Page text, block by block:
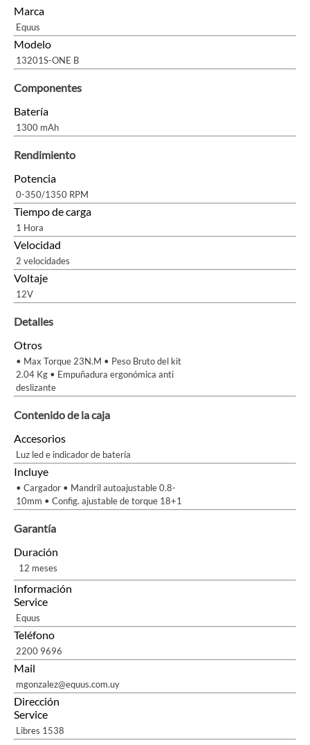
Marca
Equus
Modelo
13201S-ONE B
Componentes
Batería
1300 mAh
Rendimiento
Potencia
0-350/1350 RPM
Tiempo de carga
1 Hora
Velocidad
2 velocidades
Voltaje
12V
Detalles
Otros
• Max Torque 23N.M • Peso Bruto del kit
2.04 Kg • Empuñadura ergonómica anti
deslizante
Contenido de la caja
Accesorios
Luz led e indicador de batería
Incluye
• Cargador • Mandril autoajustable 0.8-
10mm • Config. ajustable de torque 18+1
Garantía
Duración
12 meses
Información
Service
Equus
Teléfono
2200 9696
Mail
mgonzalez@equus.com.uy
Dirección
Service
Libres 1538